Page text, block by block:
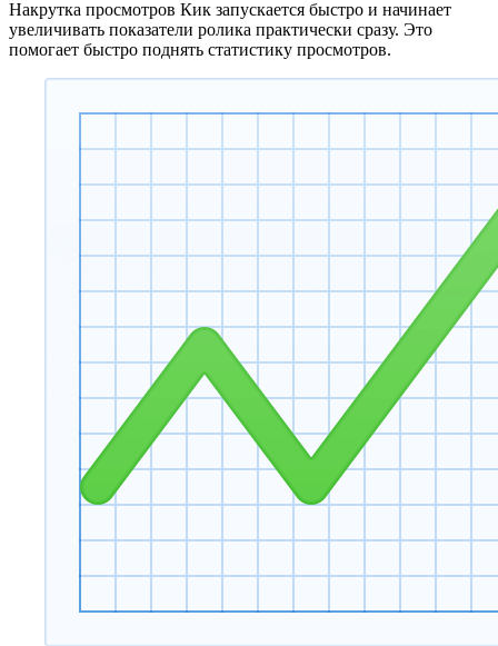
Накрутка просмотров Кик запускается быстро и начинает
увеличивать показатели ролика практически сразу. Это
помогает быстро поднять статистику просмотров.